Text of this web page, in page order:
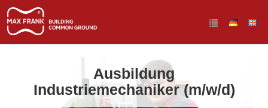
Ausbildung
Industriemechaniker (m/w/d)